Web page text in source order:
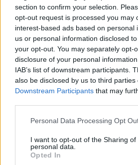
section to confirm your selection.
opt-out request is processed you may
interest-based ads based on personal
us or personal information disclosed
your opt-out. You may separately opt-
disclosure of your personal
IAB’s list of downstream participants.
also be disclosed by us to third parties
Downstream Participants that may
Please note that this website/app uses
not limited to your visit or usage
grant or deny consent to Google and
use your data for below specified
Personal Data Processing Opt
I want to opt-out of the Sharing of
personal data.
Opted In
Trofeo Doppio Malto: guida
Parma-Sampdoria
Andrea Conforti · 8 Ago 2026
CALCIO